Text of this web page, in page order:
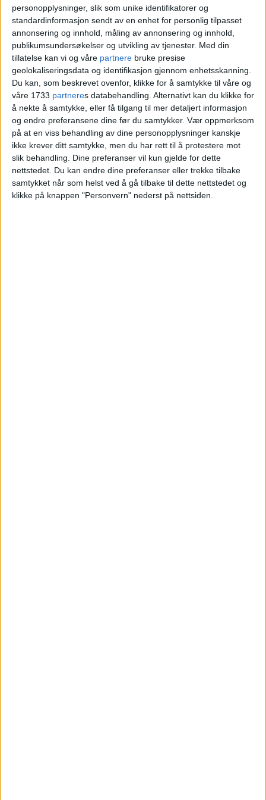
personopplysninger, slik som unike identifikatorer og
standardinformasjon sendt av en enhet for personlig tilpasset
annonsering og innhold, måling av annonsering og innhold,
publikumsundersøkelser og utvikling av tjenester. Med din
tillatelse kan vi og våre partnere bruke presise
geolokaliseringsdata og identifikasjon gjennom enhetsskanning.
Du kan, som beskrevet ovenfor, klikke for å samtykke til våre og
våre 1733 partneres databehandling. Alternativt kan du klikke for
å nekte å samtykke, eller få tilgang til mer detaljert informasjon
og endre preferansene dine før du samtykker. Vær oppmerksom
på at en viss behandling av dine personopplysninger kanskje
ikke krever ditt samtykke, men du har rett til å protestere mot
slik behandling. Dine preferanser vil kun gjelde for dette
nettstedet. Du kan endre dine preferanser eller trekke tilbake
samtykket når som helst ved å gå tilbake til dette nettstedet og
klikke på knappen "Personvern" nederst på nettsiden.
populært, trass i strengere opptakskrav
og dobling i antall studieplasser.
– Med stor etterspørsel etter
teknologikompetanse i arbeidslivet, er
det ikke overraskende at mange søker seg
til våre informatikkutdanninger. Stadig
flere jenter søker seg også til disse
utdanningene, opplyser Gro Bjørnerud
Mo.